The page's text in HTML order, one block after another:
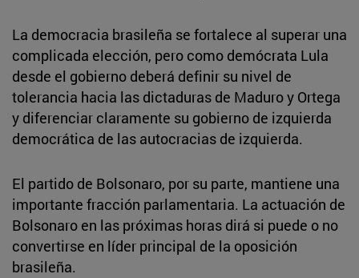
La democracia brasileña se fortalece al superar una
complicada elección, pero como demócrata Lula
desde el gobierno deberá definir su nivel de
tolerancia hacia las dictaduras de Maduro y Ortega
y diferenciar claramente su gobierno de izquierda
democrática de las autocracias de izquierda.
El partido de Bolsonaro, por su parte, mantiene una
importante fracción parlamentaria. La actuación de
Bolsonaro en las próximas horas dirá si puede o no
convertirse en líder principal de la oposición
brasileña.